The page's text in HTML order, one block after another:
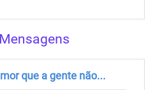
que a gente não...